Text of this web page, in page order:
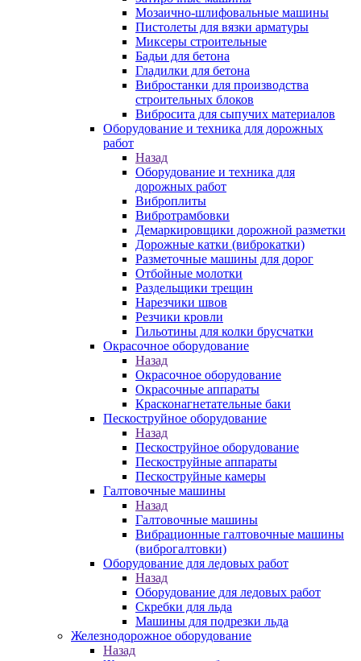
Мозаично-шлифовальные машины
Пистолеты для вязки арматуры
Миксеры строительные
Бадьи для бетона
Гладилки для бетона
Вибростанки для производства
строительных блоков
Вибросита для сыпучих материалов
Оборудование и техника для дорожных
работ
Назад
Оборудование и техника для
дорожных работ
Виброплиты
Вибротрамбовки
Демаркировщики дорожной разметки
Дорожные катки (виброкатки)
Разметочные машины для дорог
Отбойные молотки
Раздельщики трещин
Нарезчики швов
Резчики кровли
Гильотины для колки брусчатки
Окрасочное оборудование
Назад
Окрасочное оборудование
Окрасочные аппараты
Красконагнетательные баки
Пескоструйное оборудование
Назад
Пескоструйное оборудование
Пескоструйные аппараты
Пескоструйные камеры
Галтовочные машины
Назад
Галтовочные машины
Вибрационные галтовочные машины
(виброгалтовки)
Оборудование для ледовых работ
Назад
Оборудование для ледовых работ
Скребки для льда
Машины для подрезки льда
Железнодорожное оборудование
Назад